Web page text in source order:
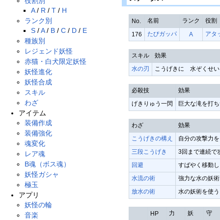
No. 名前 ランク
役割
176
たびガッパ A アタ
スキル
効果
水の刃
こうげきに 水ぞくせ
必殺技
効果
げきりゅう一閃
巨大な滝を打
わざ
効果
こうげきの構え
自分の攻撃力
三段こうげき
3回まで連続で
回避
すばやく移動
水流の術
強力な水の妖
放水の術
水の妖術を使
HP 力 妖 守
A/ R /T / H
ランク別
S /A/ B /C / D / E
種族別
レジェンド妖怪
赤猫・白犬限定妖怪
妖怪進化
妖怪合成
スキル
わざ
アイテム
装備作成
装備強化
魂変化
レア魂
B魂（ボス魂）
妖怪ガシャ
極玉
アプリ
妖怪の輪
音楽